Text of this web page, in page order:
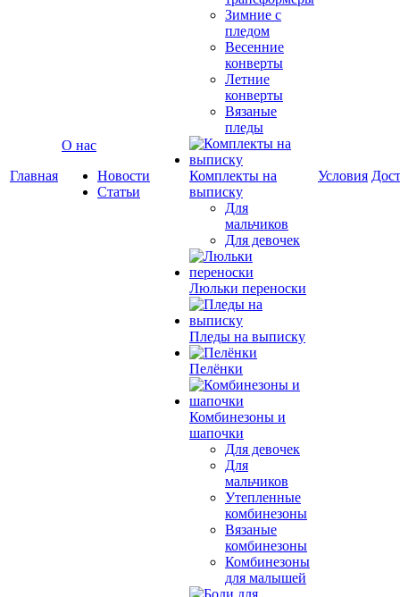
Главная
О нас
Новости
Статьи
Зимние с
пледом
Весенние
конверты
Летние
конверты
Вязаные
пледы
Комплекты на
выписку
Для
мальчиков
Для девочек
Люльки переноски
Пледы на выписку
Пелёнки
Комбинезоны и
шапочки
Для девочек
Для
мальчиков
Утепленные
комбинезоны
Вязаные
комбинезоны
Комбинезоны
для малышей
Условия